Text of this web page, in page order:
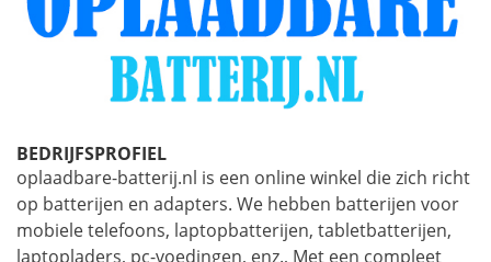
BEDRIJFSPROFIEL
oplaadbare-batterij.nl is een online winkel die zich richt
op batterijen en adapters. We hebben batterijen voor
mobiele telefoons, laptopbatterijen, tabletbatterijen,
laptopladers, pc-voedingen, enz., Met een compleet